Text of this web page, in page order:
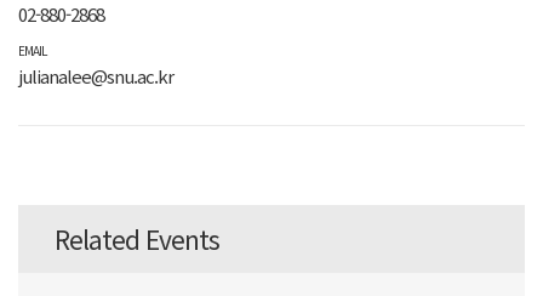
02-880-2868
EMAIL
julianalee@snu.ac.kr
Related Events